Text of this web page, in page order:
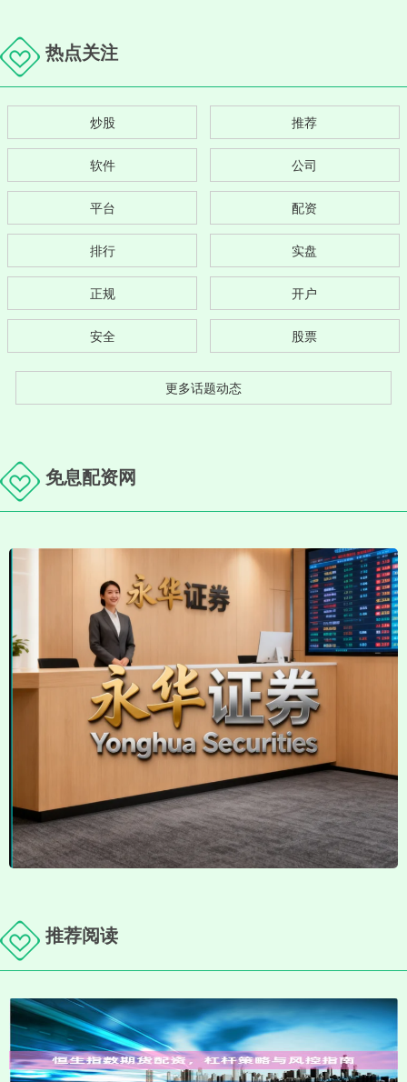
热点关注
炒股 推荐
软件 公司
平台 配资
排行 实盘
正规 开户
安全 股票
更多话题动态
免息配资网
推荐阅读